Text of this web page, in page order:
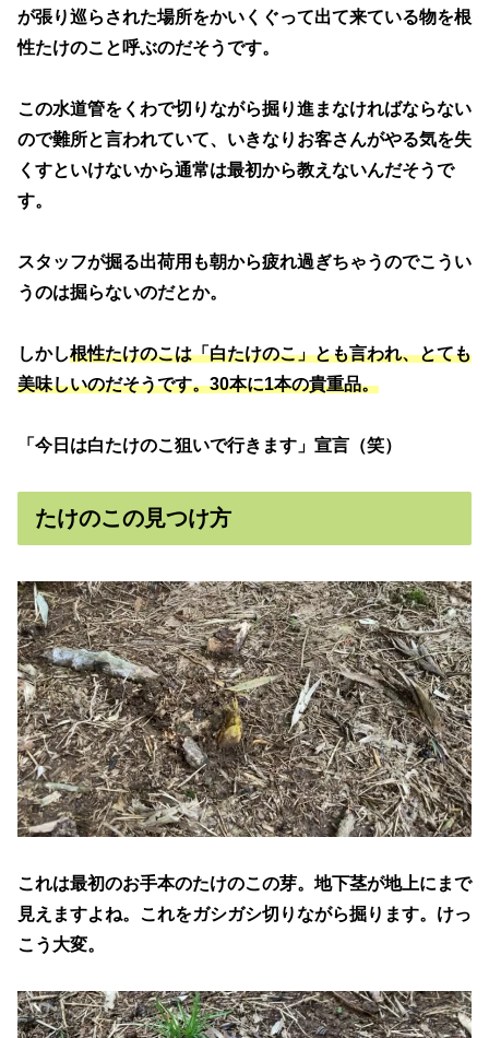
が張り巡らされた場所をかいくぐって出て来ている物を根
性たけのこと呼ぶのだそうです。
この水道管をくわで切りながら掘り進まなければならない
ので難所と言われていて、いきなりお客さんがやる気を失
くすといけないから通常は最初から教えないんだそうで
す。
スタッフが掘る出荷用も朝から疲れ過ぎちゃうのでこうい
うのは掘らないのだとか。
しかし根性たけのこは「白たけのこ」とも言われ、とても
美味しいのだそうです。30本に1本の貴重品。
「今日は白たけのこ狙いで行きます」宣言（笑）
たけのこの見つけ方
これは最初のお手本のたけのこの芽。地下茎が地上にまで
見えますよね。これをガシガシ切りながら掘ります。けっ
こう大変。